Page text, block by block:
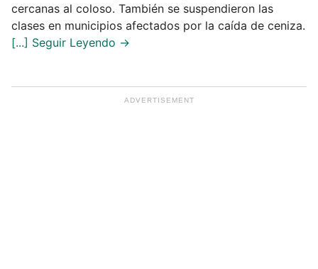
cercanas al coloso. También se suspendieron las
clases en municipios afectados por la caída de ceniza.